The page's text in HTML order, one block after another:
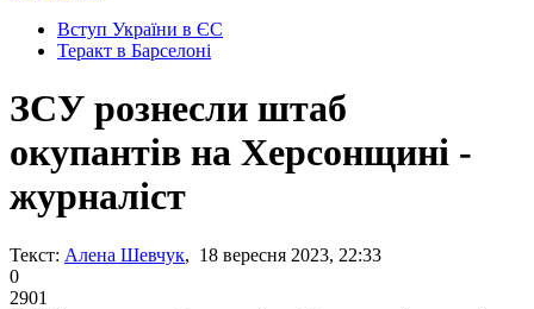
Вступ України в ЄС
Теракт в Барселоні
ЗСУ рознесли штаб
окупантів на Херсонщині -
журналіст
Текст: Алена Шевчук, 18 вересня 2023, 22:33
0
2901